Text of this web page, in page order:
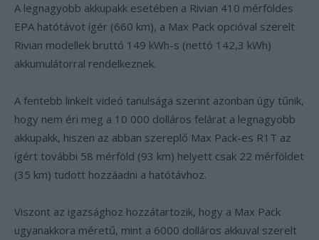
A legnagyobb akkupakk esetében a Rivian 410 mérföldes
EPA hatótávot ígér (660 km), a Max Pack opcióval szerelt
Rivian modellek bruttó 149 kWh-s (nettó 142,3 kWh)
akkumulátorral rendelkeznek.
A fentebb linkelt videó tanulsága szerint azonban úgy tűnik,
hogy nem éri meg a 10 000 dolláros felárat a legnagyobb
akkupakk, hiszen az abban szereplő Max Pack-es R1T az
ígért további 58 mérföld (93 km) helyett csak 22 mérföldet
(35 km) tudott hozzáadni a hatótávhoz.
Viszont az igazsághoz hozzátartozik, hogy a Max Pack
ugyanakkora méretű, mint a 6000 dolláros akkuval szerelt